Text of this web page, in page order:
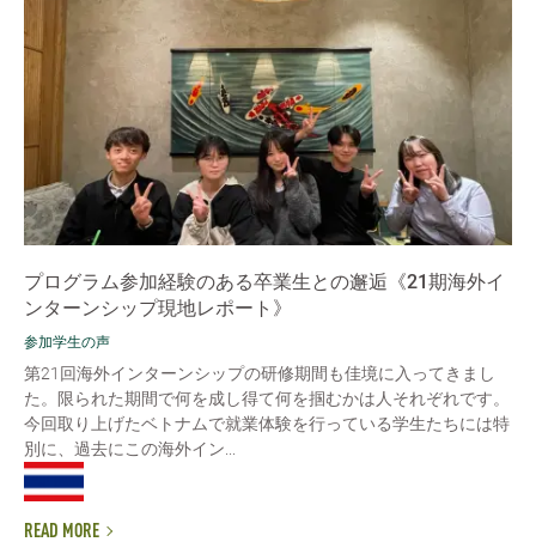
プログラム参加経験のある卒業生との邂逅《21期海外イ
ンターンシップ現地レポート》
参加学生の声
第21回海外インターンシップの研修期間も佳境に入ってきまし
た。限られた期間で何を成し得て何を掴むかは人それぞれです。
今回取り上げたベトナムで就業体験を行っている学生たちには特
別に、過去にこの海外イン...
READ MORE